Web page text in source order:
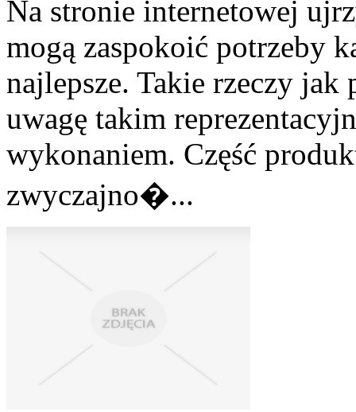
Na stronie internetowej
mogą zaspokoić potrzeby
najlepsze. Takie rzeczy
uwagę takim
wykonaniem. Część
zwyczajno�...